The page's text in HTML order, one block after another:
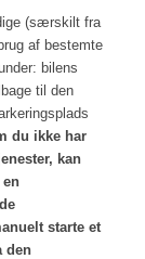
(særskilt fra
af bestemte
bilens
til den
du ikke har
kan
starte et
den